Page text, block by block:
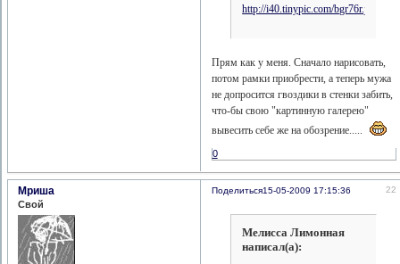
http://i40.tinypic.com/bgr76r.jpg
Прям как у меня. Сначало нарисовать,
потом рамки приобрести, а теперь мужа
не допросится гвоздики в стенки забить,
что-бы свою "картинную галерею"
вывесить себе же на обозрение.....
0
Поделиться 22
15-05-2009 17:15:36
Мриша
Свой
Мелисса Лимонная
написал(а):